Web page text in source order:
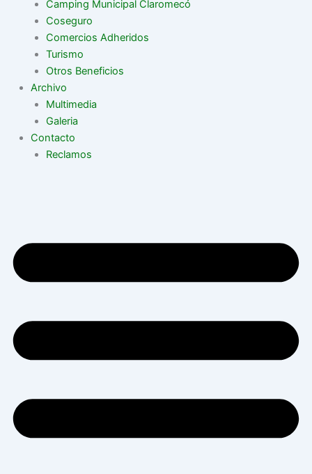
Camping Municipal Claromecó
Coseguro
Comercios Adheridos
Turismo
Otros Beneficios
Archivo
Multimedia
Galeria
Contacto
Reclamos